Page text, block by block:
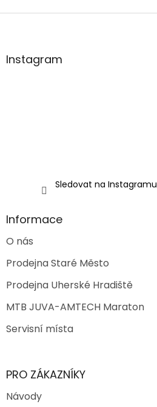
Z
aInstagram
Sledovat na Instagramu
Informace
O nás
Prodejna Staré Město
Prodejna Uherské Hradiště
MTB JUVA-AMTECH Maraton
Servisní místa
PRO ZÁKAZNÍKY
Návody